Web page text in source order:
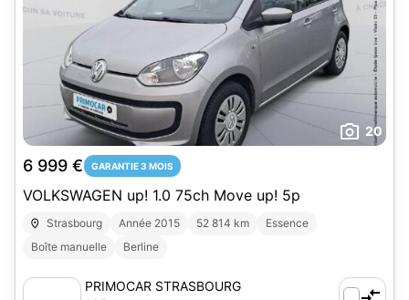
20
6 999 € GARANTIE 3 MOIS
VOLKSWAGEN up! 1.0 75ch Move up! 5p
Strasbourg Année 2015 52 814 km
Essence
Boîte manuelle
Berline
PRIMOCAR STRASBOURG